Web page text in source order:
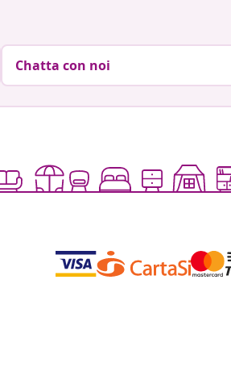
Chatta con noi